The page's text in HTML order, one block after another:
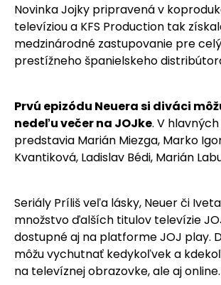
Novinka Jojky pripravená v
televíziou a KFS Production tak
medzinárodné zastupovanie pre
prestížneho španielskeho
Prvú epizódu Neuera si diváci
nedeľu večer na JOJke. V
predstavia Marián Miezga, Marko
Kvantiková, Ladislav Bédi, Marián
Seriály Príliš veľa lásky, Neuer či
množstvo ďalších titulov televízie
dostupné aj na platforme JOJ play.
môžu vychutnať kedykoľvek a
na televíznej obrazovke, ale aj online.